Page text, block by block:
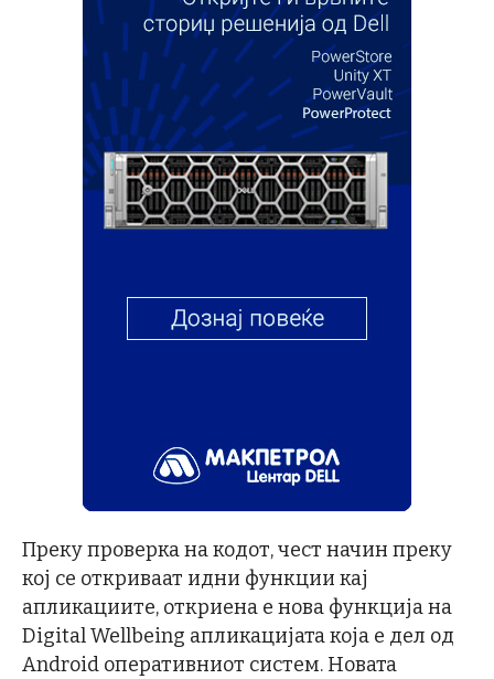
Преку проверка на кодот, чест начин преку
кој се откриваат идни функции кај
апликациите, откриена е нова функција на
Digital Wellbeing апликацијата која е дел од
Android оперативниот систем. Новата